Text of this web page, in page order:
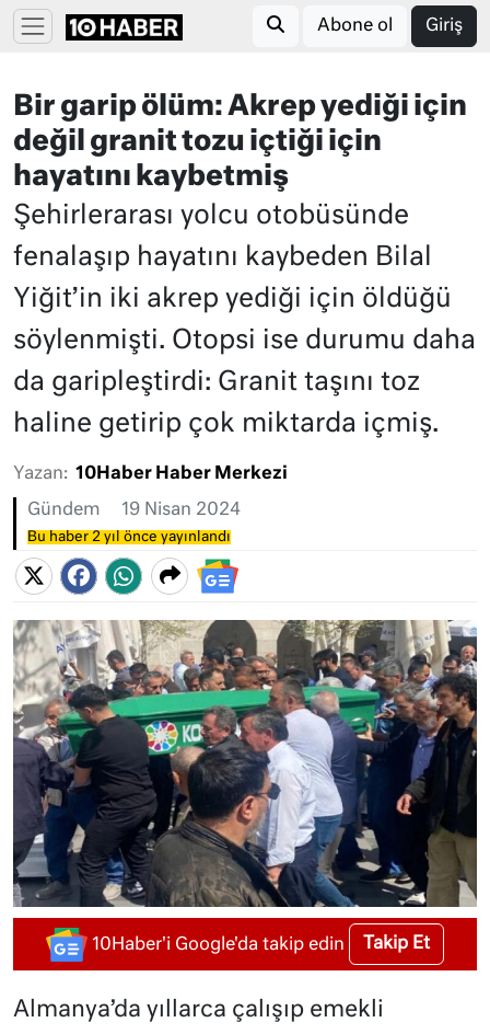
Abone ol Giriş
Bir garip ölüm: Akrep yediği için
değil granit tozu içtiği için
hayatını kaybetmiş
Şehirlerarası yolcu otobüsünde
fenalaşıp hayatını kaybeden Bilal
Yiğit’in iki akrep yediği için öldüğü
söylenmişti. Otopsi ise durumu daha
da garipleştirdi: Granit taşını toz
haline getirip çok miktarda içmiş.
Yazan: 10Haber Haber Merkezi
Gündem 19 Nisan 2024
Bu haber 2 yıl önce yayınlandı
10Haber'i Google'da takip edin Takip Et
Almanya’da yıllarca çalışıp emekli